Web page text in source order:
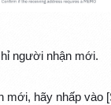
người nhận mới.
hãy nhấp vào